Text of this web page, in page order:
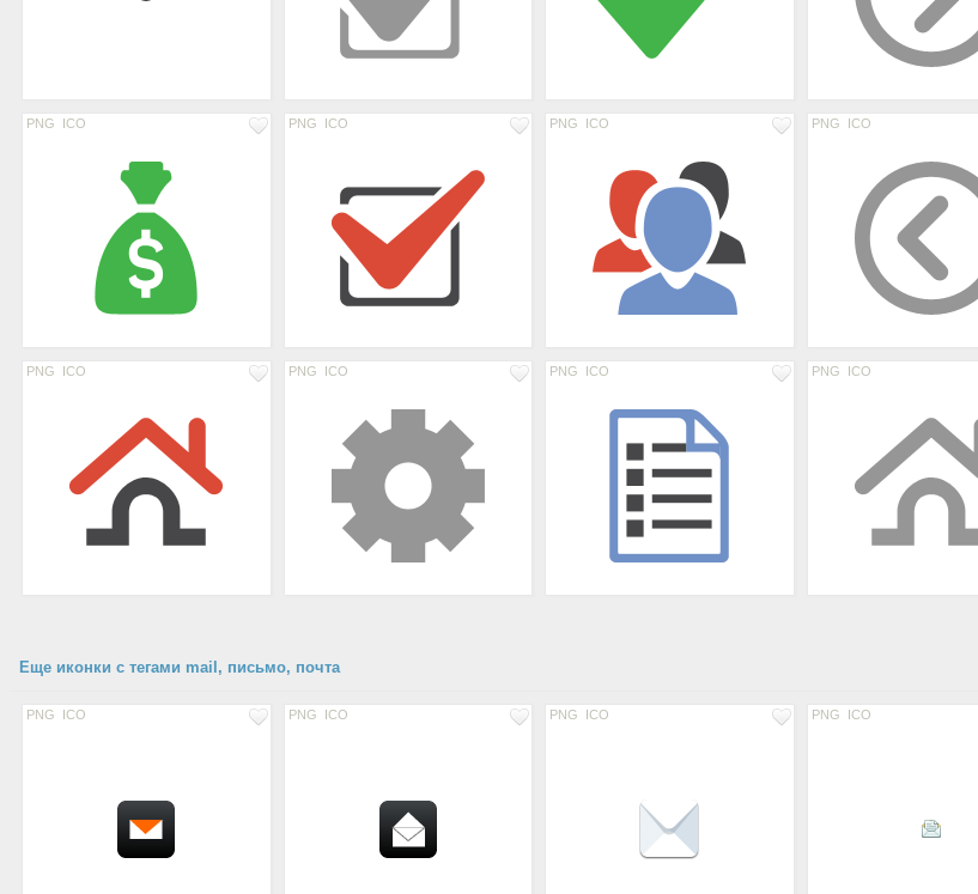
PNG ICO PNG ICO PNG ICO PNG ICO
PNG ICO PNG ICO PNG ICO PNG ICO
Еще иконки с тегами mail, письмо, почта
PNG ICO PNG ICO PNG ICO PNG ICO